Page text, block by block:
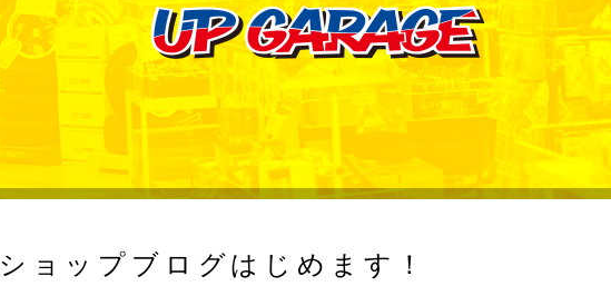
ショップブログはじめます！